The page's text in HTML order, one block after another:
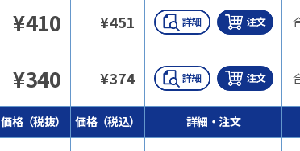
¥410 ¥451
¥340 ¥374
価格（税抜） 価格（税込） 詳細・注文